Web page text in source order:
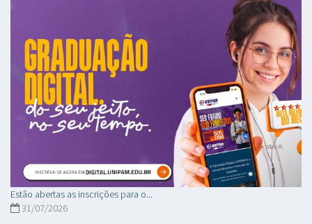
Estão abertas as inscrições para o...
31/07/2026